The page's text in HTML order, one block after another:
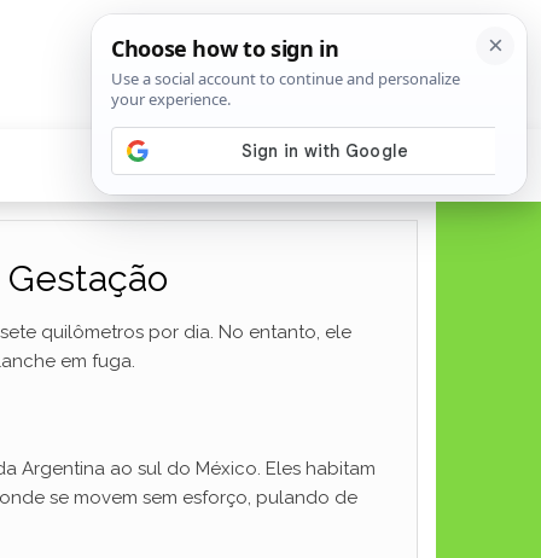
quilômetros por dia. No entanto, ele
em fuga.
Argentina ao sul do México. Eles habitam
se movem sem esforço, pulando de